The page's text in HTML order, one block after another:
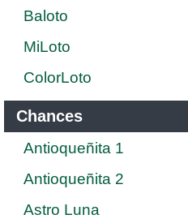
Baloto
MiLoto
ColorLoto
Chances
Antioqueñita 1
Antioqueñita 2
Astro Luna